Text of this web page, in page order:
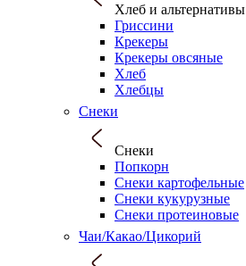
Хлеб и альтернативы
Гриссини
Крекеры
Крекеры овсяные
Хлеб
Хлебцы
Снеки
Снеки
Попкорн
Снеки картофельные
Снеки кукурузные
Снеки протеиновые
Чаи/Какао/Цикорий